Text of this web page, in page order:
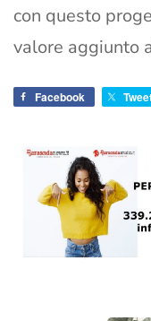
con questo
valore aggiunto
Facebook